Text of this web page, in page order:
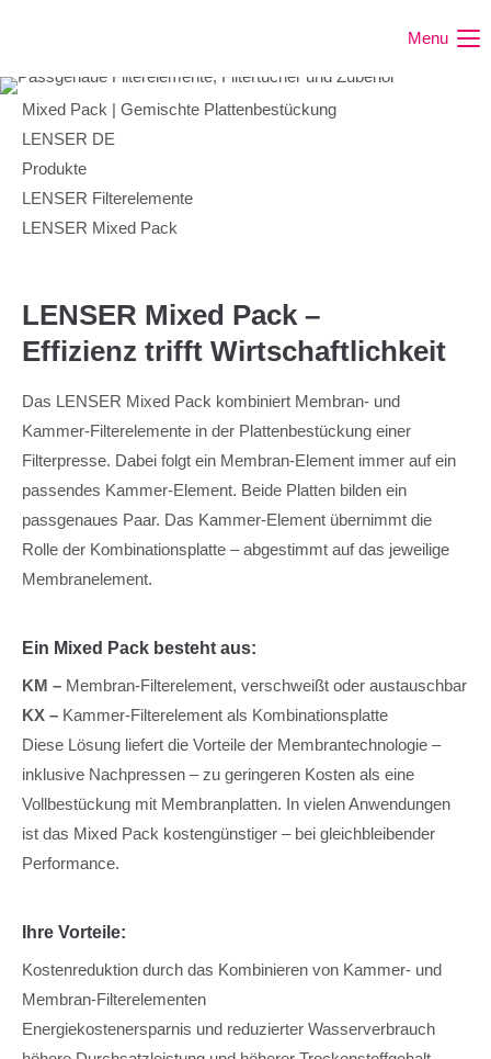
Menu
Mixed Pack | Gemischte Plattenbestückung
LENSER DE
Produkte
LENSER Filterelemente
LENSER Mixed Pack
LENSER Mixed Pack –
Effizienz trifft Wirtschaftlichkeit
Das LENSER Mixed Pack kombiniert Membran- und
Kammer-Filterelemente in der Plattenbestückung einer
Filterpresse. Dabei folgt ein Membran-Element immer auf ein
passendes Kammer-Element. Beide Platten bilden ein
passgenaues Paar. Das Kammer-Element übernimmt die
Rolle der Kombinationsplatte – abgestimmt auf das jeweilige
Membranelement.
Ein Mixed Pack besteht aus:
KM – Membran-Filterelement, verschweißt oder austauschbar
KX – Kammer-Filterelement als Kombinationsplatte
Diese Lösung liefert die Vorteile der Membrantechnologie –
inklusive Nachpressen – zu geringeren Kosten als eine
Vollbestückung mit Membranplatten. In vielen Anwendungen
ist das Mixed Pack kostengünstiger – bei gleichbleibender
Performance.
Ihre Vorteile:
Kostenreduktion durch das Kombinieren von Kammer- und
Membran-Filterelementen
Energiekostenersparnis und reduzierter Wasserverbrauch